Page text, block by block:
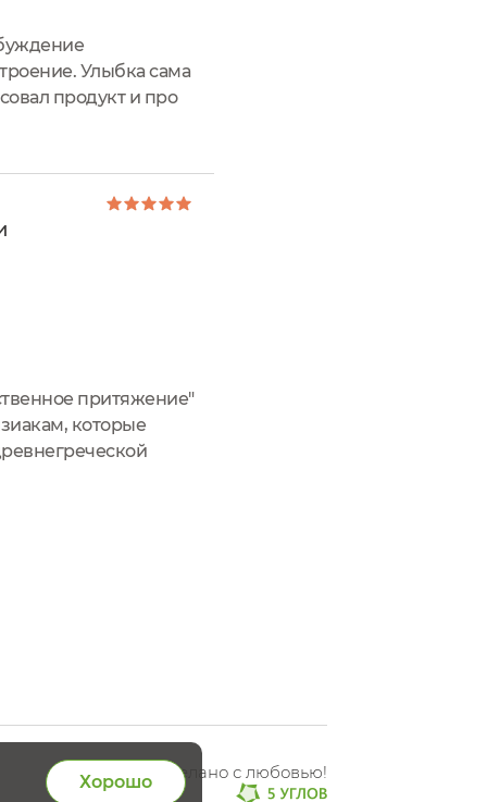
Улыбка сама
продукт и про
притяжение"
которые
Сделано с любовью!
Хорошо